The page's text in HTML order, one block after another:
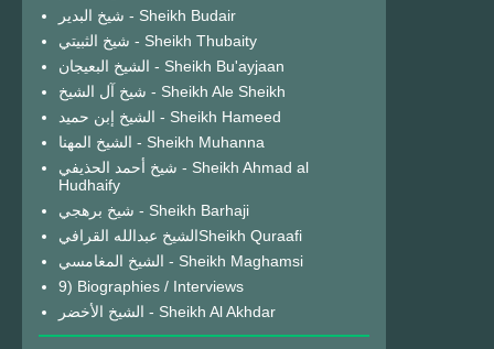
شيخ البدير - Sheikh Budair
شيخ الثبيتي - Sheikh Thubaity
الشيخ البعيجان - Sheikh Bu'ayjaan
شيخ آل الشيخ - Sheikh Ale Sheikh
الشيخ إبن حميد - Sheikh Hameed
الشيخ المهنا - Sheikh Muhanna
شيخ أحمد الحذيفي - Sheikh Ahmad al
Hudhaify
شيخ برهجي - Sheikh Barhaji
الشيخ عبدالله القرافيSheikh Quraafi
الشيخ المغامسي - Sheikh Maghamsi
9) Biographies / Interviews
الشيخ الأخضر - Sheikh Al Akhdar